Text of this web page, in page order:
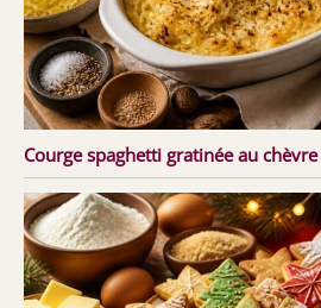
Courge spaghetti gratinée au